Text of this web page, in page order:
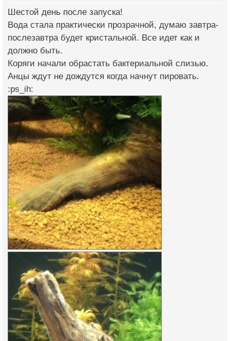
Шестой день после запуска!
Вода стала практически прозрачной, думаю завтра-
послезавтра будет кристальной. Все идет как и
должно быть.
Коряги начали обрастать бактериальной слизью.
Анцы ждут не дождутся когда начнут пировать.
:ps_ih: